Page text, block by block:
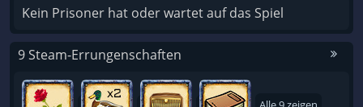
Kein Prisoner hat oder wartet auf das Spiel
9 Steam-Errungenschaften